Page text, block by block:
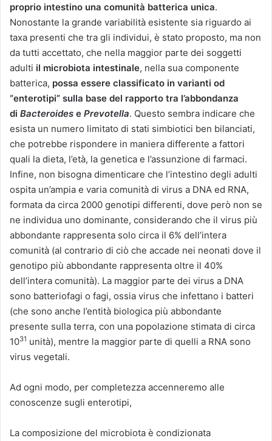
proprio intestino una comunità batterica unica.
Nonostante la grande variabilità esistente sia riguardo ai
taxa presenti che tra gli individui, è stato proposto, ma non
da tutti accettato, che nella maggior parte dei soggetti
adulti il microbiota intestinale, nella sua componente
batterica, possa essere classificato in varianti od
“enterotipi” sulla base del rapporto tra l’abbondanza
di Bacteroides e Prevotella. Questo sembra indicare che
esista un numero limitato di stati simbiotici ben bilanciati,
che potrebbe rispondere in maniera differente a fattori
quali la dieta, l’età, la genetica e l’assunzione di farmaci.
Infine, non bisogna dimenticare che l’intestino degli adulti
ospita un’ampia e varia comunità di virus a DNA ed RNA,
formata da circa 2000 genotipi differenti, dove però non se
ne individua uno dominante, considerando che il virus più
abbondante rappresenta solo circa il 6% dell’intera
comunità (al contrario di ciò che accade nei neonati dove il
genotipo più abbondante rappresenta oltre il 40%
dell’intera comunità). La maggior parte dei virus a DNA
sono batteriofagi o fagi, ossia virus che infettano i batteri
(che sono anche l’entità biologica più abbondante
presente sulla terra, con una popolazione stimata di circa
1031 unità), mentre la maggior parte di quelli a RNA sono
virus vegetali.
Ad ogni modo, per completezza accenneremo alle
conoscenze sugli enterotipi,
La composizione del microbiota è condizionata